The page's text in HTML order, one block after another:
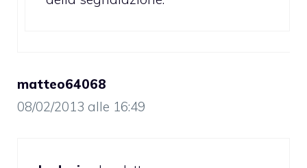
matteo64068
08/02/2013 alle 16:49